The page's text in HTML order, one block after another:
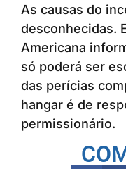
As causas do
desconhecidas.
Americana
só poderá ser
das perícias
hangar é de
permissionário.